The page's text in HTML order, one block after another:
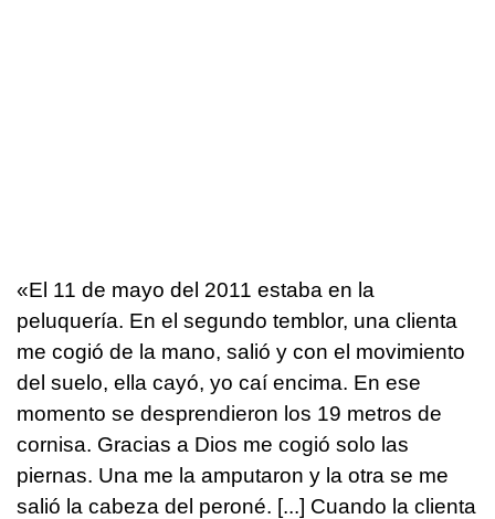
«El 11 de mayo del 2011 estaba en la
peluquería. En el segundo temblor, una clienta
me cogió de la mano, salió y con el movimiento
del suelo, ella cayó, yo caí encima. En ese
momento se desprendieron los 19 metros de
cornisa. Gracias a Dios me cogió solo las
piernas. Una me la amputaron y la otra se me
salió la cabeza del peroné. [...] Cuando la clienta